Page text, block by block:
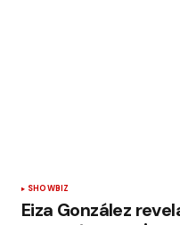
SHOWBIZ
Eiza González